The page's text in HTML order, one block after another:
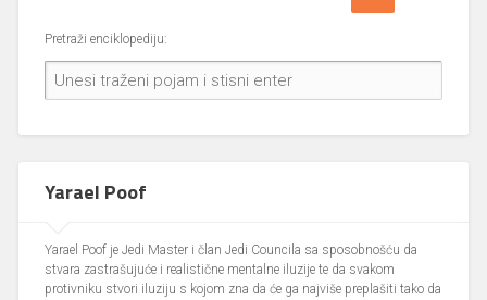
Pretraži enciklopediju:
Yarael Poof
Yarael Poof je Jedi Master i član Jedi Councila sa sposobnošću da
stvara zastrašujuće i realistične mentalne iluzije te da svakom
protivniku stvori iluziju s kojom zna da će ga najviše preplašiti tako da